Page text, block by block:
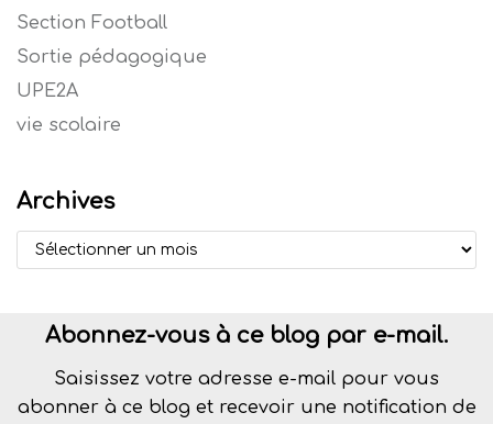
Section Football
Sortie pédagogique
UPE2A
vie scolaire
Archives
Abonnez-vous à ce blog par e-mail.
Saisissez votre adresse e-mail pour vous
abonner à ce blog et recevoir une notification de